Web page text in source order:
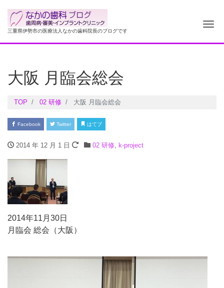
三重県伊勢市の医療法人なかの歯科院長のブログです ナ
大阪 月臨会総会
TOP 02 研修 大阪 月臨会総会
Facebook Twitter はてブ
2014 年 12 月 1 日 02 研修, k-project
2014年11月30日
月臨会 総会（大阪）